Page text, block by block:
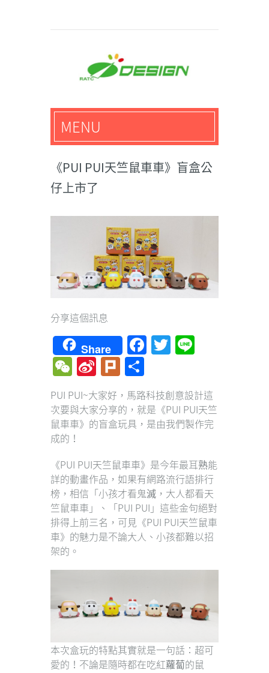
馬路科技創意設計-3D公
仔,文創,獎盃設計專家
MENU
《PUI PUI天竺鼠車車》盲盒公
仔上市了
分享這個訊息
Share Facebook
Twitter
WeChat
Sina
Weibo
Plurk
PUI PUI~大家好，馬路科技創意設計這
次要與大家分享的，就是《PUI PUI天竺
鼠車車》的盲盒玩具，是由我們製作完
成的！
《PUI PUI天竺鼠車車》是今年最耳熟能
詳的動畫作品，如果有網路流行語排行
榜，相信「小孩才看鬼滅，大人都看天
竺鼠車車」、「PUI PUI」這些金句絕對
排得上前三名，可見《PUI PUI天竺鼠車
車》的魅力是不論大人、小孩都難以招
架的。
本次盒玩的特點其實就是一句話：超可
愛的！不論是隨時都在吃紅蘿蔔的鼠